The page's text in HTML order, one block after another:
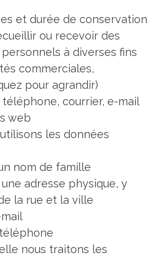
et durée de conservation
ou recevoir des
à diverses fins
commerciales,
pour agrandir)
téléphone, courrier, e-mail
web
les données
nom de famille
adresse physique, y
la rue et la ville
nous traitons les